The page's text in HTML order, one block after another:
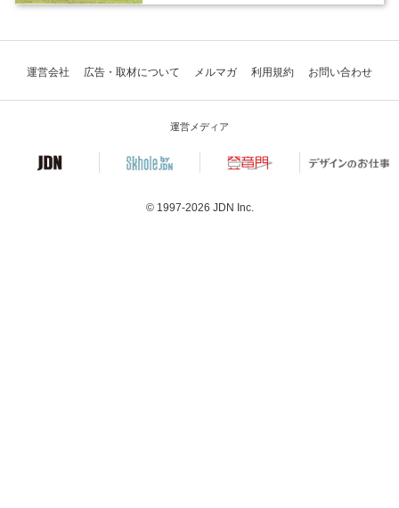
運営会社 広告・取材について メルマガ 利用規約 お問い合わせ
運営メディア
© 1997-2026 JDN Inc.